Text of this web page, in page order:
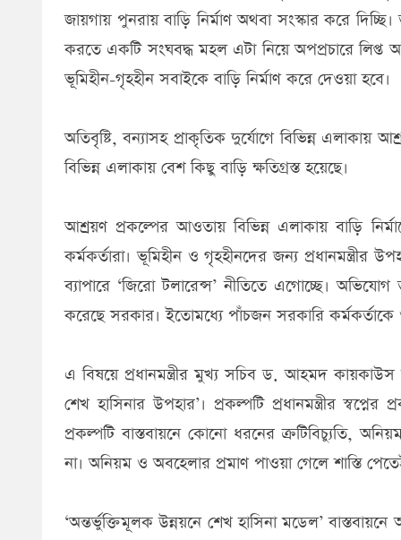
জায়গায় পুনরায় বাড়ি নির্মাণ অথবা সংস্কার করে দিচ্ছি।
করতে একটি সংঘবদ্ধ মহল এটা নিয়ে অপপ্রচারে লিপ্ত
ভূমিহীন-গৃহহীন সবাইকে বাড়ি নির্মাণ করে দেওয়া হবে।
অতিবৃষ্টি, বন্যাসহ প্রাকৃতিক দুর্যোগে বিভিন্ন এলাকায়
বিভিন্ন এলাকায় বেশ কিছু বাড়ি ক্ষতিগ্রস্ত হয়েছে।
আশ্রয়ণ প্রকল্পের আওতায় বিভিন্ন এলাকায় বাড়ি
কর্মকর্তারা। ভূমিহীন ও গৃহহীনদের জন্য প্রধানমন্ত্রীর
ব্যাপারে ‘জিরো টলারেন্স’ নীতিতে এগোচ্ছে।
করেছে সরকার। ইতোমধ্যে পাঁচজন সরকারি
এ বিষয়ে প্রধানমন্ত্রীর মুখ্য সচিব ড. আহমদ
শেখ হাসিনার উপহার’। প্রকল্পটি প্রধানমন্ত্রীর
প্রকল্পটি বাস্তবায়নে কোনো ধরনের ক্রটিবিচ্যুতি,
না। অনিয়ম ও অবহেলার প্রমাণ পাওয়া গেলে শাস্তি
‘অন্তর্ভুক্তিমূলক উন্নয়নে শেখ হাসিনা মডেল’